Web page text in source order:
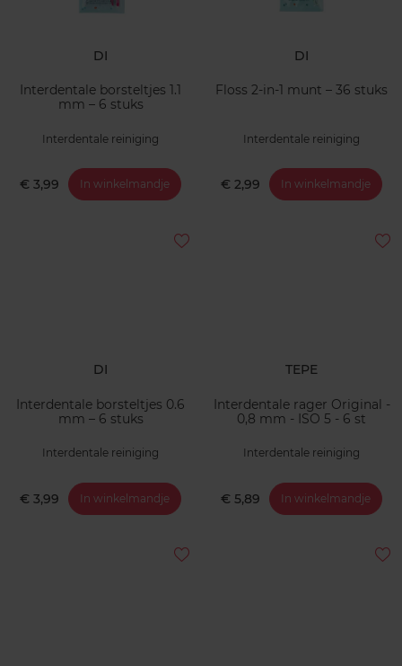
DI
Interdentale borsteltjes 1.1
mm – 6 stuks
Interdentale reiniging
€ 3,99 In winkelmandje
DI
Floss 2‑in‑1 munt – 36 stuks
Interdentale reiniging
€ 2,99 In winkelmandje
DI
Interdentale borsteltjes 0.6
mm – 6 stuks
Interdentale reiniging
€ 3,99 In winkelmandje
TEPE
Interdentale rager Original -
0,8 mm - ISO 5 - 6 st
Interdentale reiniging
€ 5,89 In winkelmandje